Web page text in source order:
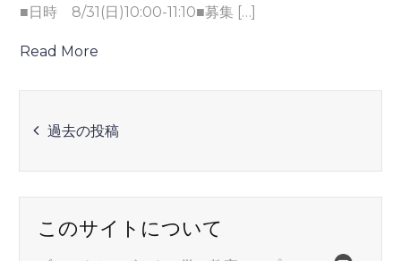
■日時 8/31(日)10:00-11:10■募集 […]
Read More
投
稿
ナ
過去の投稿
このサイトについて